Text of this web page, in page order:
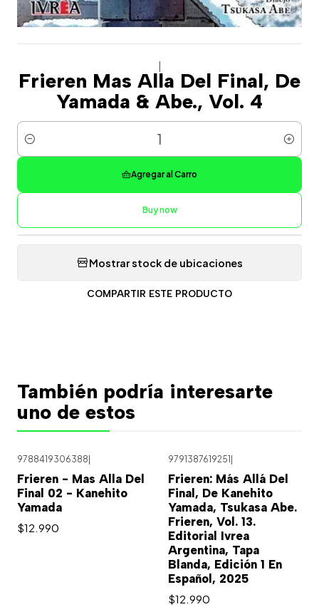
Frieren Mas Alla Del Final, De
Yamada & Abe., Vol. 4
Cantidad
Agregar al Carro
Buy now
Mostrar stock de ubicaciones
COMPARTIR ESTE PRODUCTO
También podría interesarte
uno de estos
9788419306388
Frieren - Mas Alla Del
Final 02 - Kanehito
Yamada
$12.990
9791387619251
Frieren: Más Allá Del
Final, De Kanehito
Yamada, Tsukasa Abe.
Frieren, Vol. 13.
Editorial Ivrea
Argentina, Tapa
Blanda, Edición 1 En
Español, 2025
$12.990